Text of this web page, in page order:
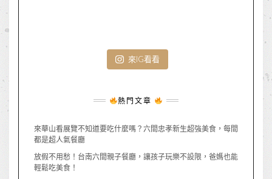
來IG看看
熱門文章
來華山看展覽不知道要吃什麼嗎？六間忠孝新生超強美食，每間
都是超人氣餐廳
放假不用愁！台南六間親子餐廳，讓孩子玩樂不設限，爸媽也能
輕鬆吃美食！